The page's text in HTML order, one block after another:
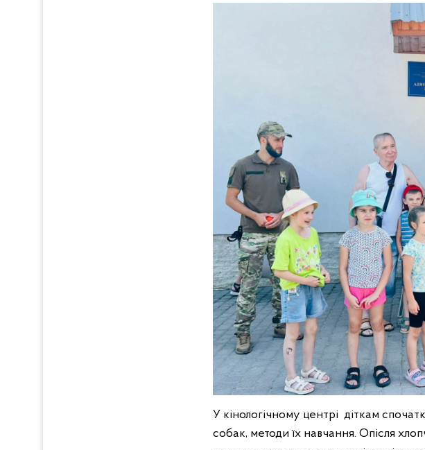
У кінологічному центрі діткам
собак, методи їх навчання. Опісля